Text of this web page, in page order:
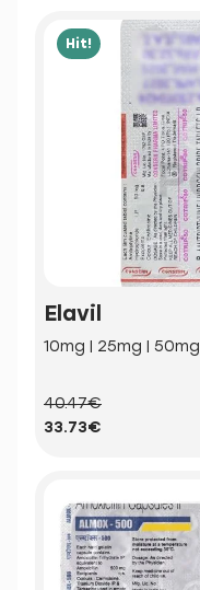
Hit!
Elavil
10mg | 25mg | 50mg
40.47€
33.73€